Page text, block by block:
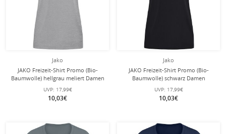
Jako
JAKO Freizeit-Shirt Promo (Bio-
Baumwolle) hellgrau meliert Damen
UVP: 17,99€
10,03€
Jako
JAKO Freizeit-Shirt Promo (Bio-
Baumwolle) schwarz Damen
UVP: 17,99€
10,03€